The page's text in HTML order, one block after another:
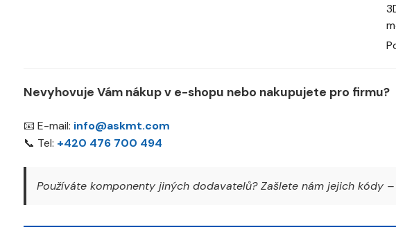
Nevyhovuje Vám nákup v e-shopu nebo nakupujete pro firmu?
📧 E-mail: info@askmt.com
📞 Tel: +420 476 700 494
Používáte komponenty jiných dodavatelů? Zašlete nám jejich kódy –